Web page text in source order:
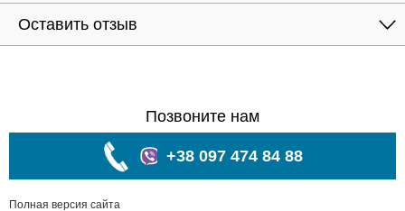
Оставить отзыв
Позвоните нам
+38 097 474 84 88
Полная версия сайта